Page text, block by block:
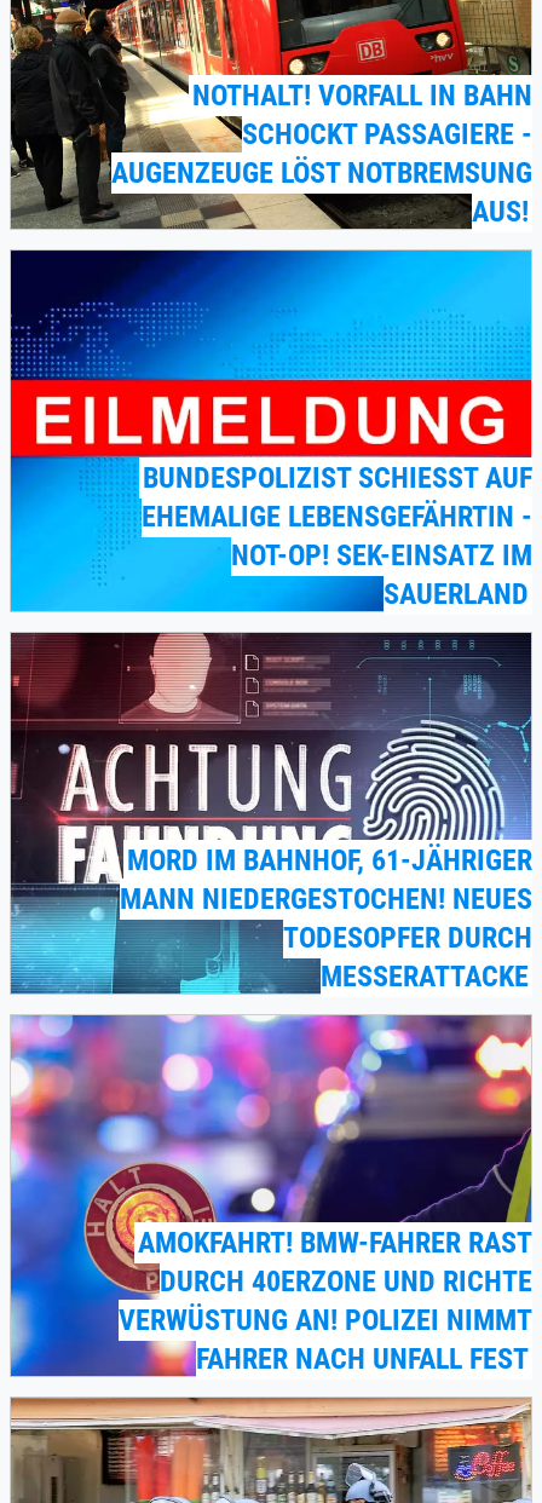
NOTHALT! VORFALL IN BAHN
SCHOCKT PASSAGIERE -
AUGENZEUGE LÖST NOTBREMSUNG
AUS!
BUNDESPOLIZIST SCHIESST AUF E
HEMALIGE LEBENSGEFÄHRTIN - N
OT-OP! SEK-EINSATZ IM S
AUERLAND
MORD IM BAHNHOF, 61-JÄHRIGER
MANN NIEDERGESTOCHEN! NEUES
TODESOPFER DURCH
MESSERATTACKE
AMOKFAHRT! BMW-FAHRER RAST
DURCH 40ERZONE UND RICHTE
VERWÜSTUNG AN! POLIZEI NIMMT
FAHRER NACH UNFALL FEST